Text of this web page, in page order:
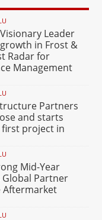
Leader
in Frost &
Radar for
Management
Partners
and starts
project in
Mid-Year
Partner
Aftermarket